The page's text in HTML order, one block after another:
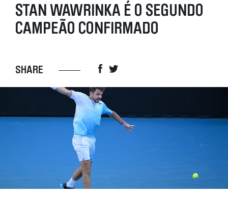
SOBRE
PROGRAMA SEMANAL
QUADROS
JOGOS E RESULTADOS
COMO CHEGAR
RESTAURAÇÃO
MAPA DO RECINTO
CONTACTOS
VISIT CASCAIS
MEDIA
NEWSLETTER
NOTÍCIAS
STAN WAWRINKA É O SEGUNDO
CAMPEÃO CONFIRMADO
SHARE